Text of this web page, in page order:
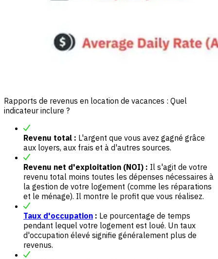
Rapports de revenus en location de vacances : Quel
indicateur inclure ?
Revenu total : L'argent que vous avez gagné grâce
aux loyers, aux frais et à d'autres sources.
Revenu net d'exploitation (NOI) : Il s'agit de votre
revenu total moins toutes les dépenses nécessaires à
la gestion de votre logement (comme les réparations
et le ménage). Il montre le profit que vous réalisez.
Taux d'occupation : Le pourcentage de temps
pendant lequel votre logement est loué. Un taux
d'occupation élevé signifie généralement plus de
revenus.